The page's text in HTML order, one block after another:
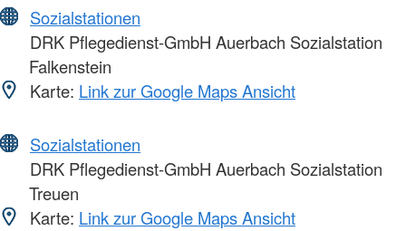
Sozialstationen
DRK Pflegedienst-GmbH Auerbach Sozialstation
Falkenstein
Karte: Link zur Google Maps Ansicht
Sozialstationen
DRK Pflegedienst-GmbH Auerbach Sozialstation
Treuen
Karte: Link zur Google Maps Ansicht